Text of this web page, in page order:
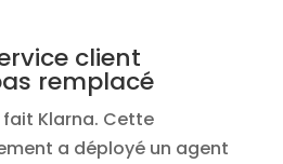
client
remplacé
fait Klarna. Cette
a déployé un agent